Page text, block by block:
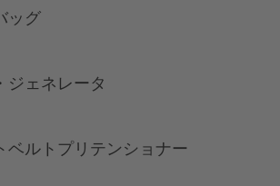
ッグ
ジェネレータ
ベルトプリテンショナー